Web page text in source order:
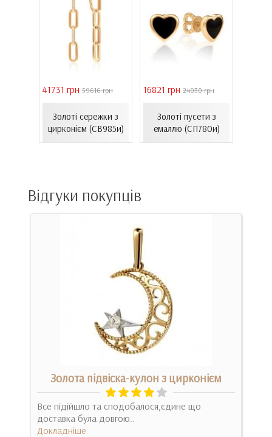
41731 грн 59616 грн
Золоті сережки з
цирконієм (СВ985и)
16821 грн 24030 грн
Золоті пусети з
емаллю (СП780и)
Відгуки покупців
Золота підвіска-кулон з цирконієм
Все підійшло та сподобалося,єдине що
доставка була довгою..
Докладніше